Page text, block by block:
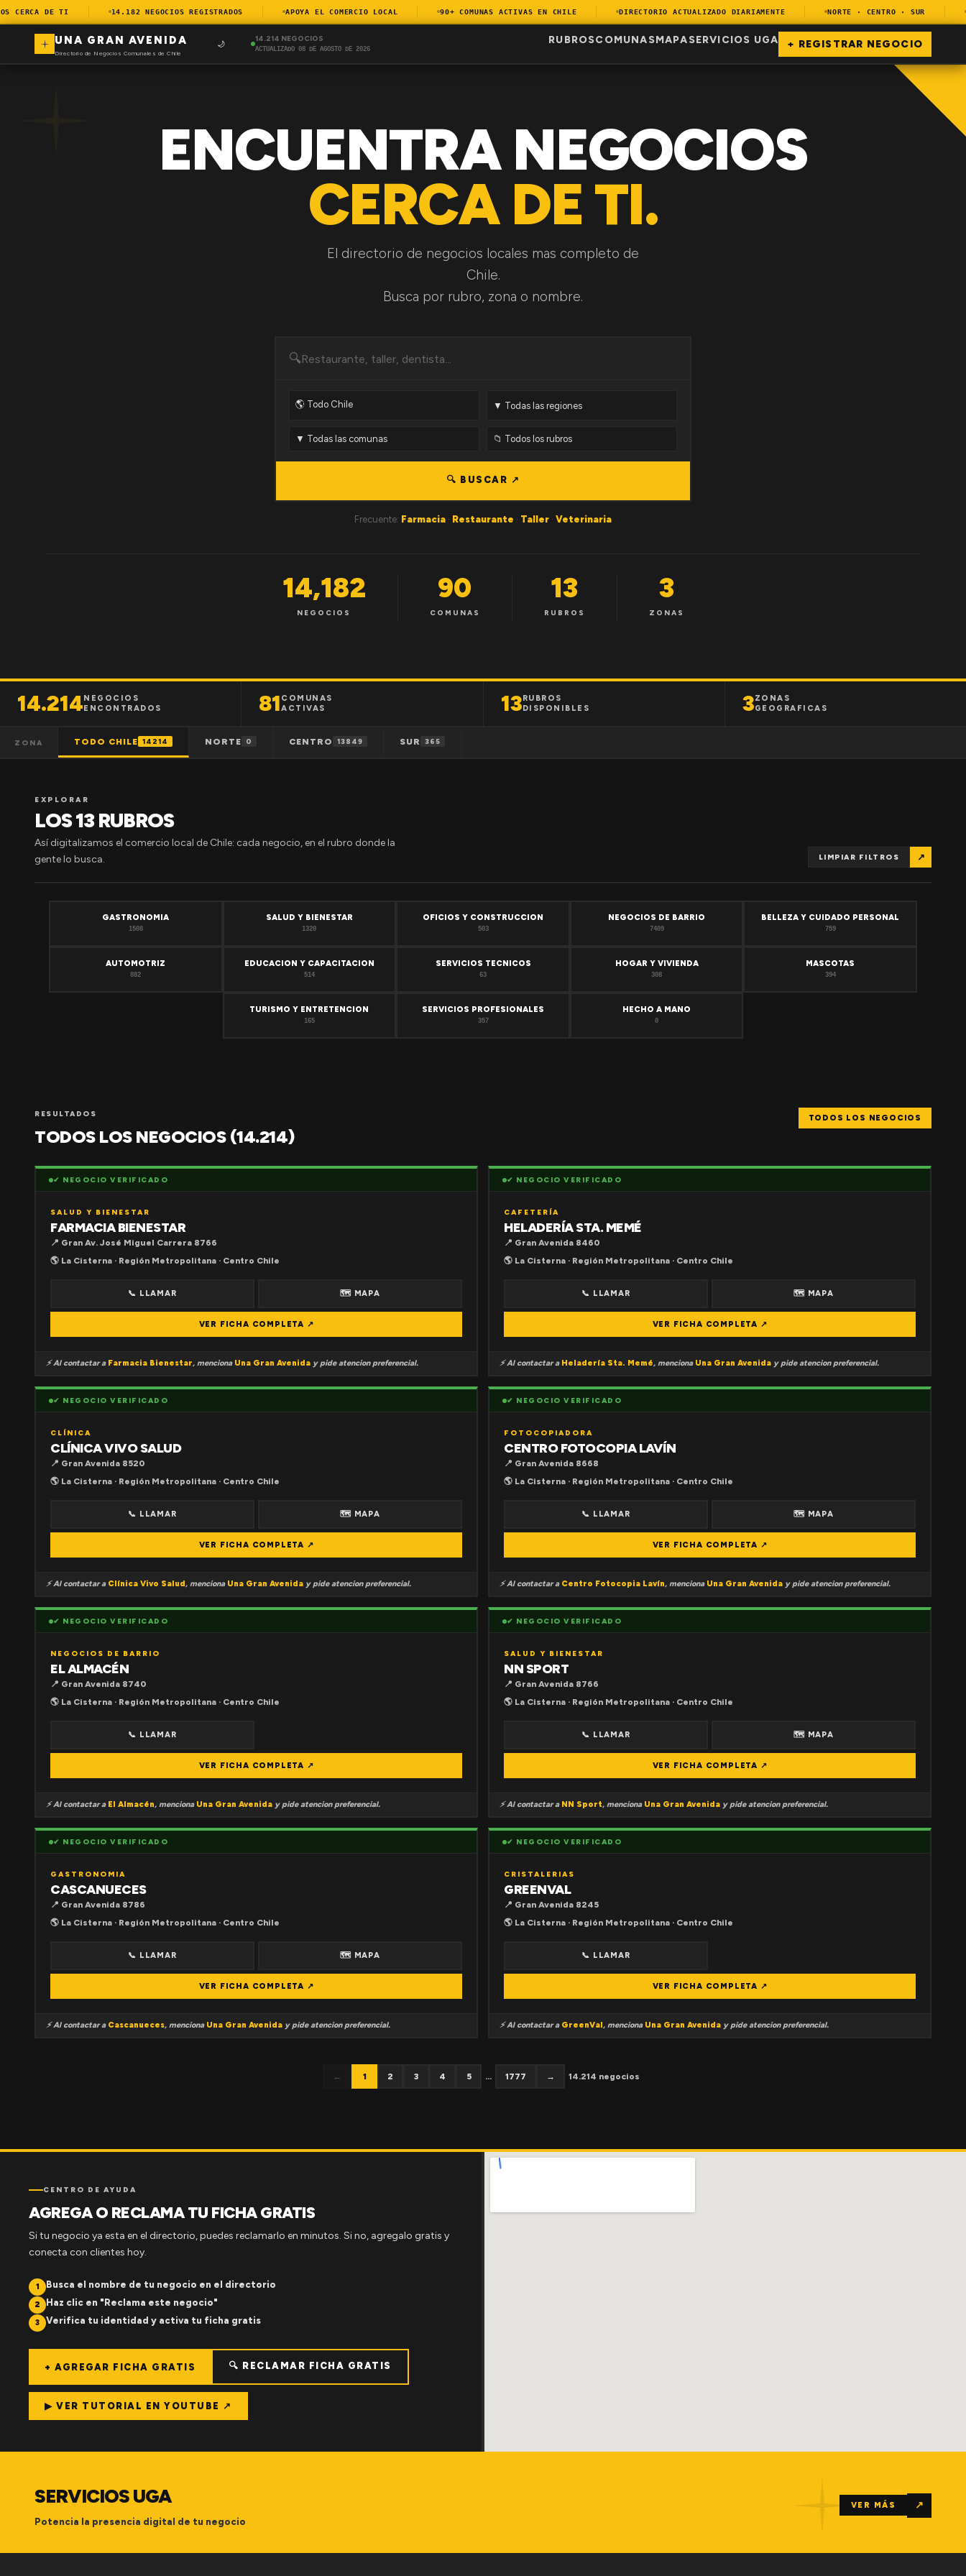
CERCA DE TI 14.182 NEGOCIOS REGISTRADOS APOYA EL COMERCIO LOCAL 90+ COMUNAS ACTIVAS EN CHILE DIRECTORIO ACTUALIZADO DIARIAMENTE NORTE · CENTRO · SUR
UNA GRAN AVENIDA
Directorio de Negocios Comunales de Chile
🌙
14.214 NEGOCIOS
ACTUALIZADO 08 DE AGOSTO DE 2026
RUBROSCOMUNASMAPASERVICIOS UGA + REGISTRAR NEGOCIO
ENCUENTRA NEGOCIOS
CERCA DE TI.
El directorio de negocios locales mas completo de
Chile.
Busca por rubro, zona o nombre.
🔍
🔍 BUSCAR ↗
Frecuente: Farmacia · Restaurante · Taller · Veterinaria
14,182
NEGOCIOS
90
COMUNAS
13
RUBROS
3
ZONAS
14.214NEGOCIOS
ENCONTRADOS
81COMUNAS
ACTIVAS
13RUBROS
DISPONIBLES
3ZONAS
GEOGRAFICAS
ZONA TODO CHILE 14214 NORTE 0 CENTRO 13849 SUR 365
EXPLORAR
LOS 13 RUBROS
Así digitalizamos el comercio local de Chile: cada negocio, en el rubro donde la
gente lo busca.
LIMPIAR FILTROS ↗
GASTRONOMIA
1508
SALUD Y BIENESTAR
1320
OFICIOS Y CONSTRUCCION
503
NEGOCIOS DE BARRIO
7409
BELLEZA Y CUIDADO PERSONAL
759
AUTOMOTRIZ
882
EDUCACION Y CAPACITACION
514
SERVICIOS TECNICOS
63
HOGAR Y VIVIENDA
308
MASCOTAS
394
TURISMO Y ENTRETENCION
165
SERVICIOS PROFESIONALES
357
HECHO A MANO
0
RESULTADOS
TODOS LOS NEGOCIOS (14.214)
TODOS LOS NEGOCIOS
✔ NEGOCIO VERIFICADO
SALUD Y BIENESTAR
FARMACIA BIENESTAR
📍 Gran Av. José Miguel Carrera 8766
🌎 La Cisterna · Región Metropolitana · Centro Chile
📞 LLAMAR 🗺 MAPA
VER FICHA COMPLETA ↗
⚡ Al contactar a Farmacia Bienestar, menciona Una Gran Avenida y pide atencion preferencial.
✔ NEGOCIO VERIFICADO
CAFETERÍA
HELADERÍA STA. MEMÉ
📍 Gran Avenida 8460
🌎 La Cisterna · Región Metropolitana · Centro Chile
📞 LLAMAR 🗺 MAPA
VER FICHA COMPLETA ↗
⚡ Al contactar a Heladería Sta. Memé, menciona Una Gran Avenida y pide atencion preferencial.
✔ NEGOCIO VERIFICADO
CLÍNICA
CLÍNICA VIVO SALUD
📍 Gran Avenida 8520
🌎 La Cisterna · Región Metropolitana · Centro Chile
📞 LLAMAR 🗺 MAPA
VER FICHA COMPLETA ↗
⚡ Al contactar a Clínica Vivo Salud, menciona Una Gran Avenida y pide atencion preferencial.
✔ NEGOCIO VERIFICADO
FOTOCOPIADORA
CENTRO FOTOCOPIA LAVÍN
📍 Gran Avenida 8668
🌎 La Cisterna · Región Metropolitana · Centro Chile
📞 LLAMAR 🗺 MAPA
VER FICHA COMPLETA ↗
⚡ Al contactar a Centro Fotocopia Lavín, menciona Una Gran Avenida y pide atencion preferencial.
✔ NEGOCIO VERIFICADO
NEGOCIOS DE BARRIO
EL ALMACÉN
📍 Gran Avenida 8740
🌎 La Cisterna · Región Metropolitana · Centro Chile
📞 LLAMAR
VER FICHA COMPLETA ↗
⚡ Al contactar a El Almacén, menciona Una Gran Avenida y pide atencion preferencial.
✔ NEGOCIO VERIFICADO
SALUD Y BIENESTAR
NN SPORT
📍 Gran Avenida 8766
🌎 La Cisterna · Región Metropolitana · Centro Chile
📞 LLAMAR 🗺 MAPA
VER FICHA COMPLETA ↗
⚡ Al contactar a NN Sport, menciona Una Gran Avenida y pide atencion preferencial.
✔ NEGOCIO VERIFICADO
GASTRONOMIA
CASCANUECES
📍 Gran Avenida 8786
🌎 La Cisterna · Región Metropolitana · Centro Chile
📞 LLAMAR 🗺 MAPA
VER FICHA COMPLETA ↗
⚡ Al contactar a Cascanueces, menciona Una Gran Avenida y pide atencion preferencial.
✔ NEGOCIO VERIFICADO
CRISTALERIAS
GREENVAL
📍 Gran Avenida 8245
🌎 La Cisterna · Región Metropolitana · Centro Chile
📞 LLAMAR
VER FICHA COMPLETA ↗
⚡ Al contactar a GreenVal, menciona Una Gran Avenida y pide atencion preferencial.
← 1 2 3 4 5 ... 1777 → 14.214 negocios
CENTRO DE AYUDA
AGREGA O RECLAMA TU FICHA GRATIS
Si tu negocio ya esta en el directorio, puedes reclamarlo en minutos. Si no, agregalo gratis y
conecta con clientes hoy.
1 Busca el nombre de tu negocio en el directorio
2 Haz clic en "Reclama este negocio"
3 Verifica tu identidad y activa tu ficha gratis
+ AGREGAR FICHA GRATIS 🔍 RECLAMAR FICHA GRATIS
▶ VER TUTORIAL EN YOUTUBE ↗
SERVICIOS UGA
Potencia la presencia digital de tu negocio
VER MÁS ↗